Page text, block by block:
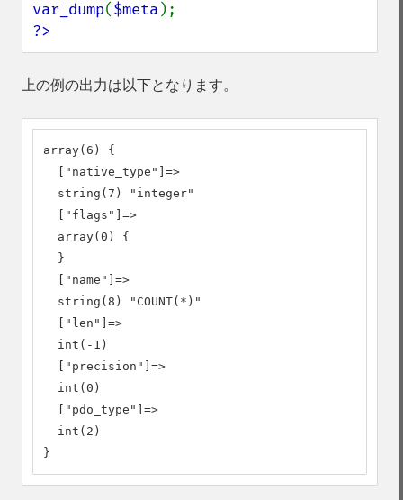
var_dump($meta
?>
上の例の出力は以下となります。
array(6) {
  ["native_type"]=>
  string(7) "integer"
  ["flags"]=>
  array(0) {
  }
  ["name"]=>
  string(8) "COUNT(*)"
  ["len"]=>
  int(-1)
  ["precision"]=>
  int(0)
  ["pdo_type"]=>
  int(2)
}